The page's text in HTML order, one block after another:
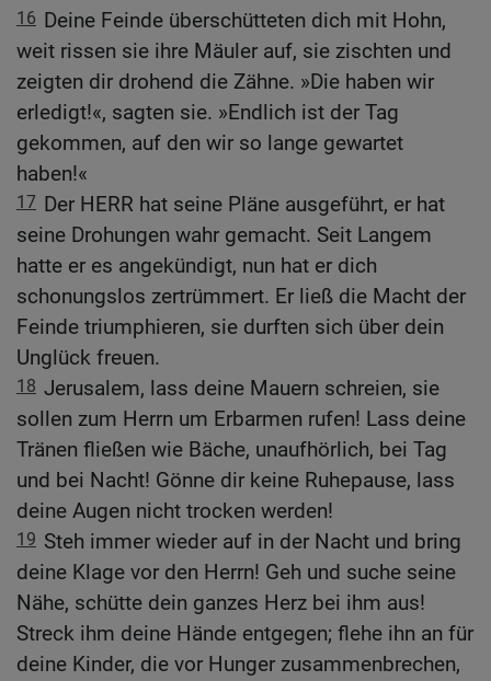
16 Deine Feinde überschütteten dich mit Hohn,
weit rissen sie ihre Mäuler auf, sie zischten und
zeigten dir drohend die Zähne. »Die haben wir
erledigt!«, sagten sie. »Endlich ist der Tag
gekommen, auf den wir so lange gewartet
haben!«
17 Der HERR hat seine Pläne ausgeführt, er hat
seine Drohungen wahr gemacht. Seit Langem
hatte er es angekündigt, nun hat er dich
schonungslos zertrümmert. Er ließ die Macht der
Feinde triumphieren, sie durften sich über dein
Unglück freuen.
18 Jerusalem, lass deine Mauern schreien, sie
sollen zum Herrn um Erbarmen rufen! Lass deine
Tränen fließen wie Bäche, unaufhörlich, bei Tag
und bei Nacht! Gönne dir keine Ruhepause, lass
deine Augen nicht trocken werden!
19 Steh immer wieder auf in der Nacht und bring
deine Klage vor den Herrn! Geh und suche seine
Nähe, schütte dein ganzes Herz bei ihm aus!
Streck ihm deine Hände entgegen; flehe ihn an für
deine Kinder, die vor Hunger zusammenbrechen,